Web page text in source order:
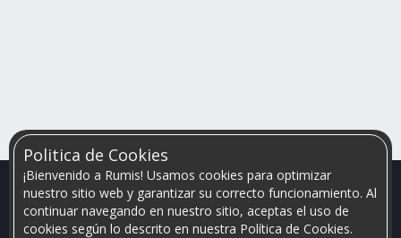
Politica de Cookies
¡Bienvenido a Rumis! Usamos cookies para optimizar
nuestro sitio web y garantizar su correcto funcionamiento. Al
continuar navegando en nuestro sitio, aceptas el uso de
cookies según lo descrito en nuestra Política de Cookies.